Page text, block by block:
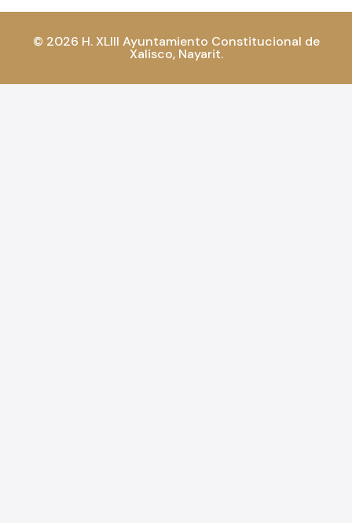
© 2026 H. XLIII Ayuntamiento Constitucional de
Xalisco, Nayarit.